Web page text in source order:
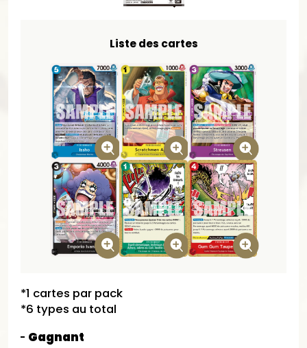
Liste des cartes
*1 cartes par pack
*6 types au total​
Gagnant